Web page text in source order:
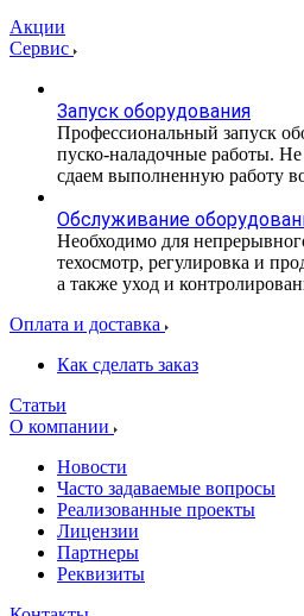
Акции
Сервис
Запуск оборудования
Профессиональный запуск
пуско-наладочные работы.
сдаем выполненную работу
Обслуживание
Необходимо для
техосмотр, регулировка и
а также уход и
Оплата и доставка
Как сделать заказ
Статьи
О компании
Новости
Часто задаваемые вопросы
Реализованные проекты
Лицензии
Партнеры
Реквизиты